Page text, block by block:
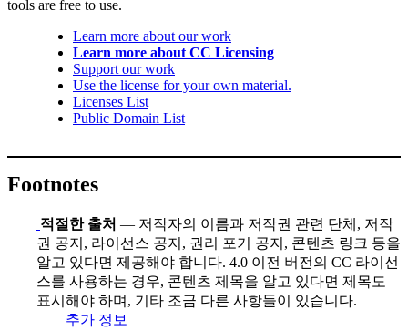
tools are free to use.
Learn more about our work
Learn more about CC Licensing
Support our work
Use the license for your own material.
Licenses List
Public Domain List
Footnotes
적절한 출처 — 저작자의 이름과 저작권 관련 단체, 저작
권 공지, 라이선스 공지, 권리 포기 공지, 콘텐츠 링크 등을
알고 있다면 제공해야 합니다. 4.0 이전 버전의 CC 라이선
스를 사용하는 경우, 콘텐츠 제목을 알고 있다면 제목도
표시해야 하며, 기타 조금 다른 사항들이 있습니다.
추가 정보